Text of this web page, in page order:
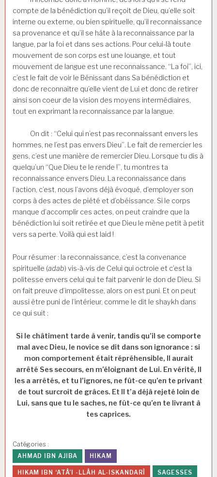
compte de la bénédiction qu’il reçoit de Dieu, qu’elle soit
interne ou externe, ou bien spirituelle, qu’il reconnaissance
sa provenance et qu’il se hâte à la reconnaissance par la
langue, par la foi et dans ses actions. Pour celui-là toute
mouvement de son corps est une louange, et tout
mouvement de langue est une reconnaissance. “La foi”, ici,
c’est le fait de voir le Bénissant dans Sa bénédiction et
donc de reconnaître qu’elle vient de Lui et donc de retirer
ainsi son coeur de la vision des moyens intermédiaires,
tout en exprimant la reconnaissance par la langue.
On dit : “Celui qui n’est pas reconnaissant envers les
hommes, ne l’est pas envers Dieu”. Le fait de remercier les
gens, c’est une manière de remercier Dieu. Lorsque tu dis à
quelqu’un “Que Dieu te le rende !”, tu montres ta
reconnaissance envers Dieu. La reconnaissance dans
l’action, c’est, nous l’avons déjà évoqué, d’employer son
corps à des actes de piété et d’obéissance. Si le corps
manque d’accomplir ces actes, on peut craindre que la
bénédiction lui soit retirée et que Dieu le mène petit à petit
vers sa perte. Voilà qui est laid !
Pour résumer : la reconnaissance, c’est la convenance
spirituelle (adab) vis-à-vis de Celui qui octroie et c’est la
politesse envers celui qui te fait parvenir le don de Dieu. Si
on fait preuve d’impolitesse, alors on est puni. Et on peut
aussi être puni de l’intérieur, comme le dit le shaykh dans
ce qui suit :
Si le châtiment tarde à venir, tandis qu’il se comporte
mal avec Dieu, le novice se dit dans son ignorance : si
mon comportement était répréhensible, Il aurait
arrêté Ses secours, en m’éloignant de Lui. En vérité, Il
les a arrêtés, et tu l’ignores, ne fût-ce qu’en te privant
de tout surcroît de grâces. Et Il t’a déjà rejeté loin de
Lui, sans que tu le saches, ne fût-ce qu’en te livrant à
tes caprices.
Catégories :
AHMAD IBN AJIBA
HIKAM
HIKAM IBN ‘ATÂ’I -LLÂH AL-ISKANDARÎ SAGESSES